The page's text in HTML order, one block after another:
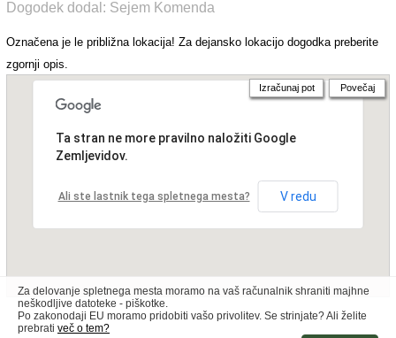
Dogodek dodal: Sejem Komenda
Označena je le približna lokacija! Za dejansko lokacijo dogodka preberite
zgornji opis.
Ta stran ne more pravilno naložiti Google
Zemljevidov.
Ali ste lastnik tega spletnega mesta? V redu
Izračunaj pot Povečaj
Za delovanje spletnega mesta moramo na vaš računalnik shraniti majhne
neškodljive datoteke - piškotke.
Po zakonodaji EU moramo pridobiti vašo privolitev. Se strinjate? Ali želite
prebrati več o tem?